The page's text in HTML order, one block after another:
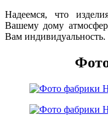
Надеемся, что
Вашему дому
Вам индивидуальность.